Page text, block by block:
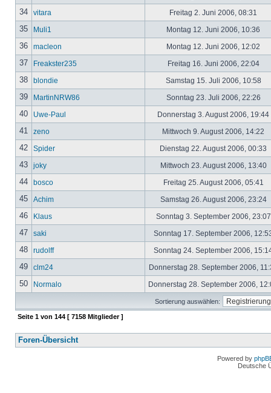
34 vitara Freitag 2. Juni 2006, 08:31
35 Muli1 Montag 12. Juni 2006, 10:36
36 macleon Montag 12. Juni 2006, 12:02
37 Freakster235 Freitag 16. Juni 2006, 22:04
38 blondie Samstag 15. Juli 2006, 10:58
39 MartinNRW86 Sonntag 23. Juli 2006, 22:26
40 Uwe-Paul Donnerstag 3. August 2006, 19:44
41 zeno Mittwoch 9. August 2006, 14:22
42 Spider Dienstag 22. August 2006, 00:33
43 joky Mittwoch 23. August 2006, 13:40
44 bosco Freitag 25. August 2006, 05:41
45 Achim Samstag 26. August 2006, 23:24
46 Klaus Sonntag 3. September 2006,
47 saki Sonntag 17. September 2006,
48 rudolff Sonntag 24. September 2006,
49 clm24 Donnerstag 28. September 2006,
50 Normalo Donnerstag 28. September 2006,
Sortierung auswählen:
Seite 1 von 144 [ 7158 Mitglieder ]
Foren-Übersicht
Powered by
Deutsche